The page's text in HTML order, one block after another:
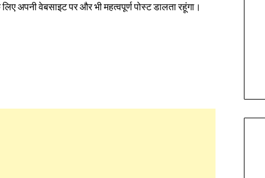
वेबसाइट पर और भी महत्वपूर्ण पोस्ट डालता रहूंगा।